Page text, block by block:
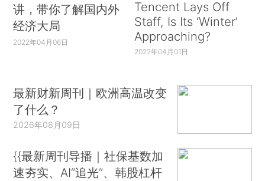
讲，带你了解国内外
经济大局
2022年04月06日
Tencent Lays Off
Staff, Is Its ‘Winter’
Approaching?
2022年04月01日
最新财新周刊｜欧洲高温改变
了什么？
2026年08月09日
{{最新周刊导播｜社保基数加
速夯实、AI“追光”、韩股杠杆